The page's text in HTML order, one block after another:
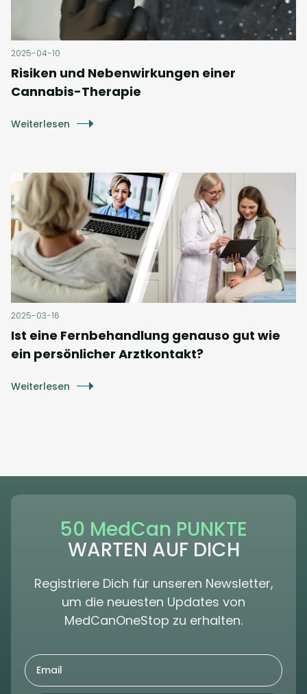
2025-04-10
Risiken und Nebenwirkungen einer
Cannabis-Therapie
Weiterlesen
2025-03-16
Ist eine Fernbehandlung genauso gut wie
ein persönlicher Arztkontakt?
Weiterlesen
50 MedCan PUNKTE
WARTEN AUF DICH
Registriere Dich für unseren Newsletter,
um die neuesten Updates von
MedCanOneStop zu erhalten.